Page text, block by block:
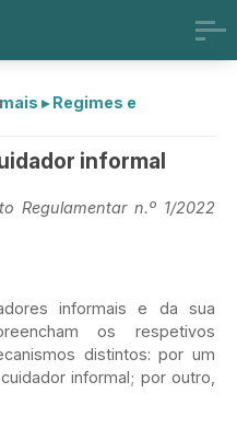
▸Regimes e
informal
Regulamentar n.º 1/2022
informais e da sua
os respetivos
distintos: por um
informal; por outro,